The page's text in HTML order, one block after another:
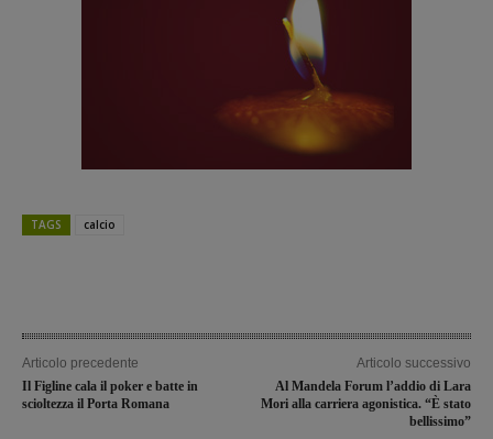
TAGS calcio
Articolo precedente
Il Figline cala il poker e batte in
scioltezza il Porta Romana
Articolo successivo
Al Mandela Forum l’addio di Lara
Mori alla carriera agonistica. “È stato
bellissimo”